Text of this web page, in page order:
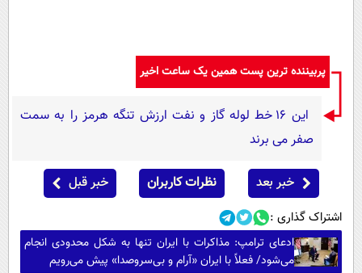
پربیننده ترین پست همین یک ساعت اخیر
این 16 خط لوله گاز و نفت ارزش تنگه هرمز را به سمت
صفر می برند
خبر بعد نظرات کاربران خبر قبل
اشتراک گذاری :
ادعای ترامپ: مذاکرات با ایران تنها به شکل محدودی انجام
می‌شود/ فعلاً با ایران «آرام و بی‌سروصدا» پیش می‌رویم